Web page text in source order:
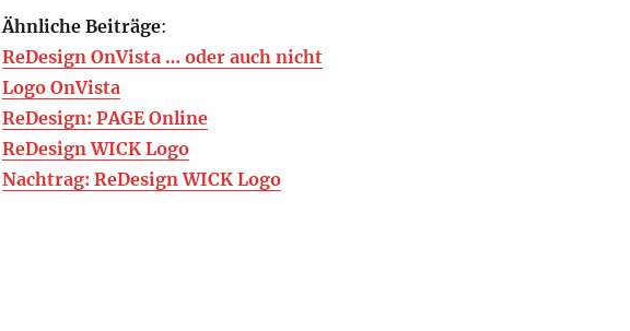
Ähnliche Beiträge:
ReDesign OnVista … oder auch nicht
Logo OnVista
ReDesign: PAGE Online
ReDesign WICK Logo
Nachtrag: ReDesign WICK Logo